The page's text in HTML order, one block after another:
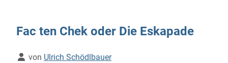
Fac ten Chek oder Die Eskapade
Details
von Ulrich Schödlbauer